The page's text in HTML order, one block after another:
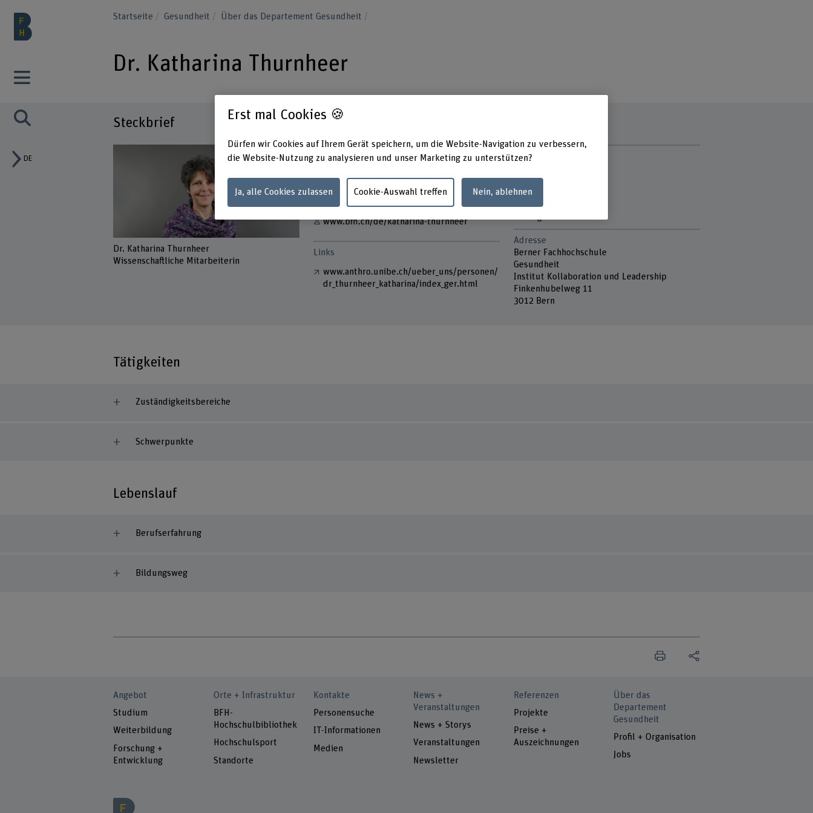
DE
Startseite Gesundheit Über das Departement Gesundheit
Dr. Katharina Thurnheer
Steckbrief
Dr. Katharina Thurnheer
Wissenschaftliche Mitarbeiterin
Kontakt
+41 31 848 61 20
E-Mail anzeigen
www.bfh.ch/de/katharina-thurnheer
Links
www.anthro.unibe.ch/ueber_uns/personen/
dr_thurnheer_katharina/index_ger.html
Präsenzzeit
Dienstag
Mittwoch
Donnerstag
Adresse
Berner Fachhochschule
Gesundheit
Institut Kollaboration und Leadership
Finkenhubelweg 11
3012 Bern
Tätigkeiten
Zuständigkeitsbereiche
Schwerpunkte
Lebenslauf
Berufserfahrung
Bildungsweg
Angebot
Studium
Weiterbildung
Forschung +
Entwicklung
Orte + Infrastruktur
BFH-
Hochschulbibliothek
Hochschulsport
Standorte
Kontakte
Personensuche
IT-Informationen
Medien
News +
Veranstaltungen
News + Storys
Veranstaltungen
Newsletter
Referenzen
Projekte
Preise +
Auszeichnungen
Über das
Departement
Gesundheit
Profil + Organisation
Jobs
Erst mal Cookies 🍪
Dürfen wir Cookies auf Ihrem Gerät speichern, um die Website-Navigation zu verbessern,
die Website-Nutzung zu analysieren und unser Marketing zu unterstützen?
Ja, alle Cookies zulassen Cookie-Auswahl treffen Nein, ablehnen